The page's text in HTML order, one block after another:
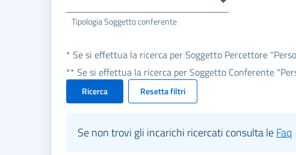
Tipologia Soggetto conferente
* Se si effettua la ricerca per Soggetto Percettore
** Se si effettua la ricerca per Soggetto Conferente
Ricerca Resetta filtri
Se non trovi gli incarichi ricercati consulta leFaq